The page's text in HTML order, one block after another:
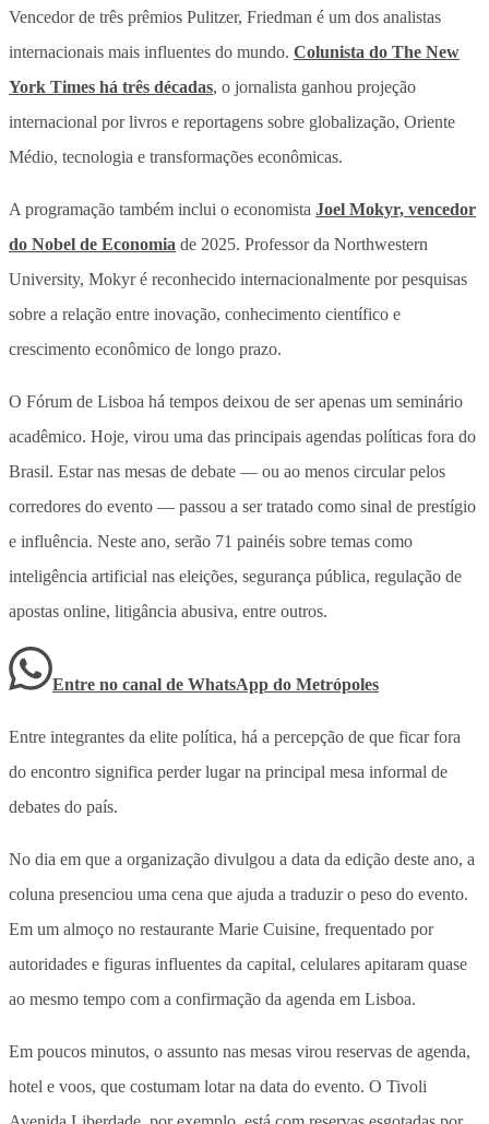
Vencedor de três prêmios Pulitzer, Friedman é um dos analistas
internacionais mais influentes do mundo. Colunista do The New
York Times há três décadas, o jornalista ganhou projeção
internacional por livros e reportagens sobre globalização, Oriente
Médio, tecnologia e transformações econômicas.
A programação também inclui o economista Joel Mokyr, vencedor
do Nobel de Economia de 2025. Professor da Northwestern
University, Mokyr é reconhecido internacionalmente por pesquisas
sobre a relação entre inovação, conhecimento científico e
crescimento econômico de longo prazo.
O Fórum de Lisboa há tempos deixou de ser apenas um seminário
acadêmico. Hoje, virou uma das principais agendas políticas fora do
Brasil. Estar nas mesas de debate — ou ao menos circular pelos
corredores do evento — passou a ser tratado como sinal de prestígio
e influência. Neste ano, serão 71 painéis sobre temas como
inteligência artificial nas eleições, segurança pública, regulação de
apostas online, litigância abusiva, entre outros.
Entre no canal de WhatsApp do Metrópoles
Entre integrantes da elite política, há a percepção de que ficar fora
do encontro significa perder lugar na principal mesa informal de
debates do país.
No dia em que a organização divulgou a data da edição deste ano, a
coluna presenciou uma cena que ajuda a traduzir o peso do evento.
Em um almoço no restaurante Marie Cuisine, frequentado por
autoridades e figuras influentes da capital, celulares apitaram quase
ao mesmo tempo com a confirmação da agenda em Lisboa.
Em poucos minutos, o assunto nas mesas virou reservas de agenda,
hotel e voos, que costumam lotar na data do evento. O Tivoli